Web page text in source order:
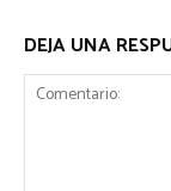
DEJA UNA